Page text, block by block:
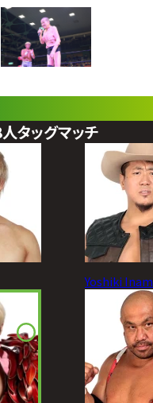
タッグマッチ
Yoshiki